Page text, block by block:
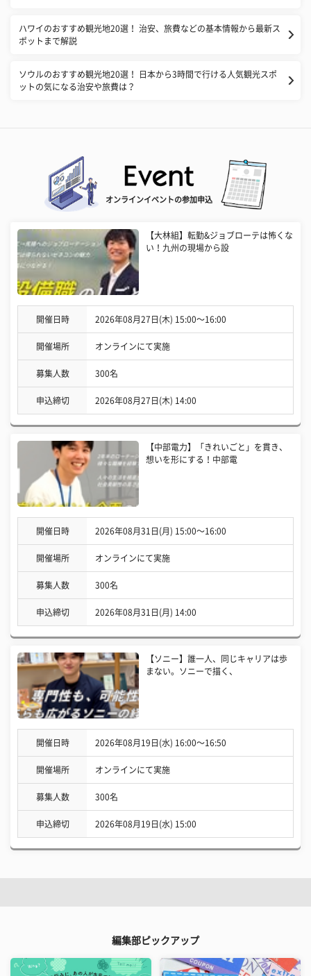
ハワイのおすすめ観光地20選！ 治安、旅費などの基本情報から最新ス
ポットまで解説
ソウルのおすすめ観光地20選！ 日本から3時間で行ける人気観光スポ
ットの気になる治安や旅費は？
オンラインイベントの参加申込
【大林組】転勤&ジョブローテは怖くな
い！九州の現場から設
開催日時 2026年08月27日(木) 15:00〜16:00
開催場所 オンラインにて実施
募集人数 300名
申込締切 2026年08月27日(木) 14:00
【中部電力】「きれいごと」を貫き、
想いを形にする！中部電
開催日時 2026年08月31日(月) 15:00〜16:00
開催場所 オンラインにて実施
募集人数 300名
申込締切 2026年08月31日(月) 14:00
【ソニー】誰一人、同じキャリアは歩
まない。ソニーで描く、
開催日時 2026年08月19日(水) 16:00〜16:50
開催場所 オンラインにて実施
募集人数 300名
申込締切 2026年08月19日(水) 15:00
編集部ピックアップ